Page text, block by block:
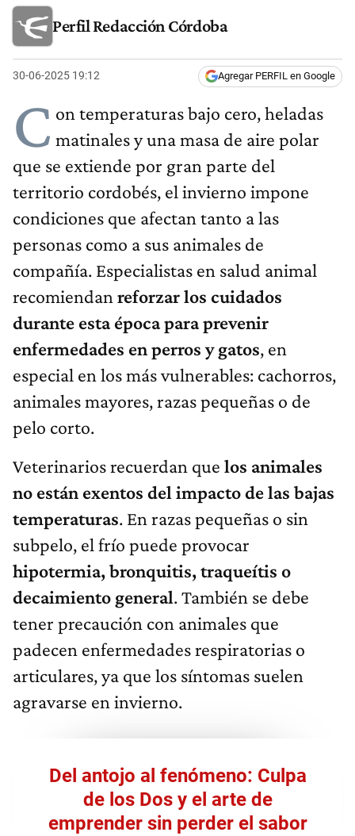
Perfil Redacción Córdoba
30-06-2025 19:12 Agregar PERFIL en Google
C on temperaturas bajo cero, heladas
matinales y una masa de aire polar
que se extiende por gran parte del
territorio cordobés, el invierno impone
condiciones que afectan tanto a las
personas como a sus animales de
compañía. Especialistas en salud animal
recomiendan reforzar los cuidados
durante esta época para prevenir
enfermedades en perros y gatos, en
especial en los más vulnerables: cachorros,
animales mayores, razas pequeñas o de
pelo corto.
Veterinarios recuerdan que los animales
no están exentos del impacto de las bajas
temperaturas. En razas pequeñas o sin
subpelo, el frío puede provocar
hipotermia, bronquitis, traqueítis o
decaimiento general. También se debe
tener precaución con animales que
padecen enfermedades respiratorias o
articulares, ya que los síntomas suelen
agravarse en invierno.
Del antojo al fenómeno: Culpa
de los Dos y el arte de
emprender sin perder el sabor